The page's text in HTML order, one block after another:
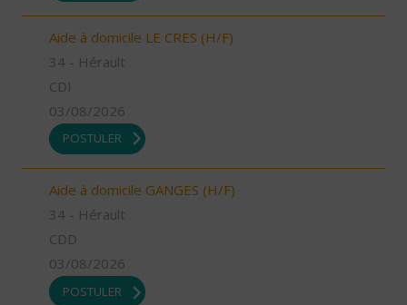
Aide à domicile LE CRES (H/F)
34 - Hérault
CDI
03/08/2026
POSTULER
Aide à domicile GANGES (H/F)
34 - Hérault
CDD
03/08/2026
POSTULER